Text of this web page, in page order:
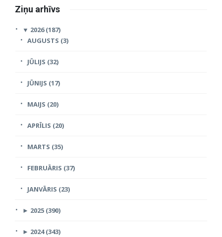
Ziņu arhīvs
▼ 2026 (187)
AUGUSTS (3)
JŪLIJS (32)
JŪNIJS (17)
MAIJS (20)
APRĪLIS (20)
MARTS (35)
FEBRUĀRIS (37)
JANVĀRIS (23)
► 2025 (390)
► 2024 (343)